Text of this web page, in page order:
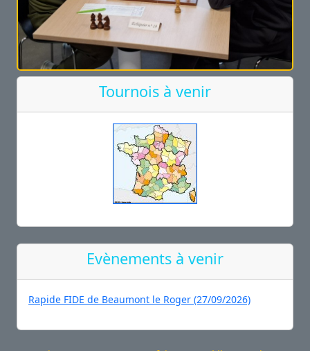
Tournois à venir
Evènements à venir
Rapide FIDE de Beaumont le Roger (27/09/2026)